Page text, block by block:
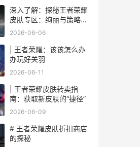
深入了解：探秘王者荣耀
皮肤专区：绚丽与策略的
融合
2026-06-06
| 王者荣耀：该该怎么办
办玩好关羽
2026-06-11
| 王者荣耀皮肤转卖指
南：获取新皮肤的“捷径”
2026-06-09
# 王者荣耀皮肤折扣商店
的探秘